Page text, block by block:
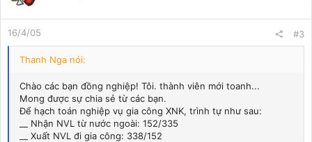
16/4/05 #3
Thanh Nga nói:
Chào các bạn đồng nghiệp! Tôi. thành viên mới toanh...
Mong được sự chia sẻ từ các bạn.
Để hạch toán nghiệp vụ gia công XNK, trình tự như sau:
__ Nhận NVL từ nước ngoài: 152/335
__ Xuất NVL đi gia công: 338/152